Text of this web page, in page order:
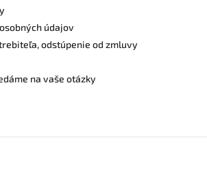
údajov
odstúpenie od zmluvy
na vaše otázky